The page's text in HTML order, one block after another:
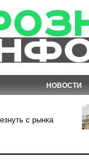
НОВОСТИ
с рынка